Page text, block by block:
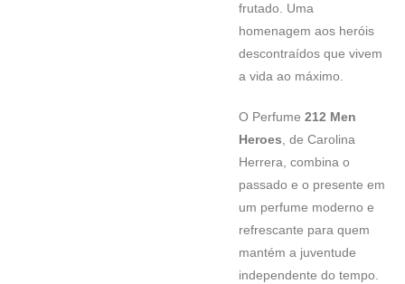
frutado. Uma
homenagem aos heróis
descontraídos que vivem
a vida ao máximo.
O Perfume 212 Men
Heroes , de Carolina
Herrera, combina o
passado e o presente em
um perfume moderno e
refrescante para quem
mantém a juventude
independente do tempo.